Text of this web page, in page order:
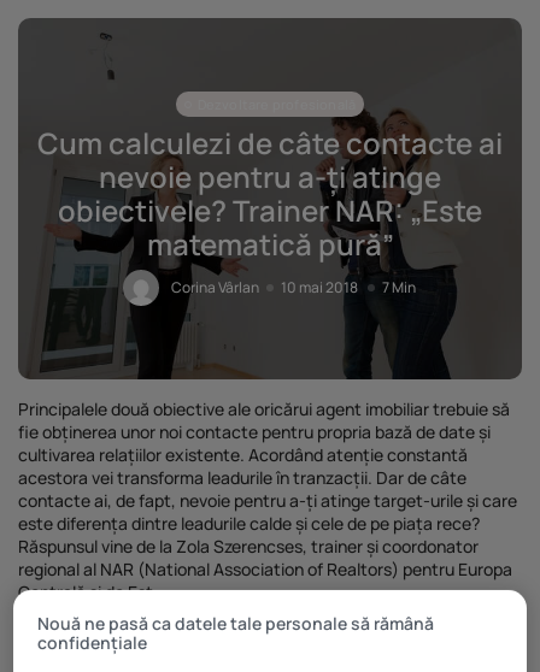
Cum calculezi de câte contacte ai
nevoie pentru a-ți atinge
obiectivele? Trainer NAR: „Este
matematică pură”
Corina Vârlan 10 mai 2018 7 Min
Principalele două obiective ale oricărui agent imobiliar trebuie să
fie obținerea unor noi contacte pentru propria bază de date și
cultivarea relațiilor existente. Acordând atenție constantă
acestora vei transforma leadurile în tranzacții. Dar de câte
contacte ai, de fapt, nevoie pentru a-ți atinge target-urile și care
este diferența dintre leadurile calde și cele de pe piața rece?
Răspunsul vine de la Zola Szerencses, trainer și coordonator
regional al NAR (National Association of Realtors) pentru Europa
Centrală și de Est.
Nouă ne pasă ca datele tale personale să rămână
confidențiale